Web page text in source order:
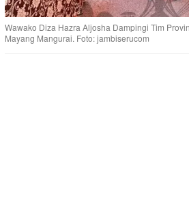
Wawako Diza Hazra Aljosha Dampingi Tim
Mayang Mangurai. Foto: jambiserucom